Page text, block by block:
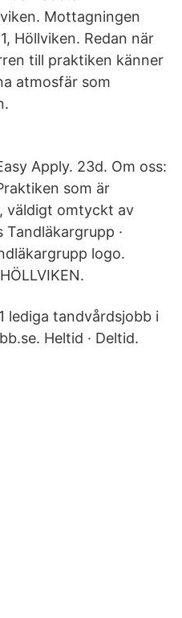
Mottagningen
Höllviken. Redan när
till praktiken känner
atmosfär som
Apply. 23d. Om oss:
som är
väldigt omtyckt av
·
logo.
lediga tandvårdsjobb i
Heltid · Deltid.